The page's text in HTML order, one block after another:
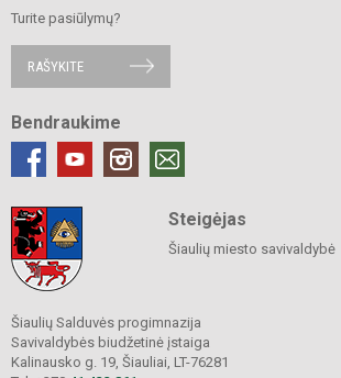
Turite pasiūlymų?
RAŠYKITE
Bendraukime
Steigėjas
Šiaulių miesto savivaldybė
Šiaulių Salduvės progimnazija
Savivaldybės biudžetinė įstaiga
Kalinausko g. 19, Šiauliai, LT-76281